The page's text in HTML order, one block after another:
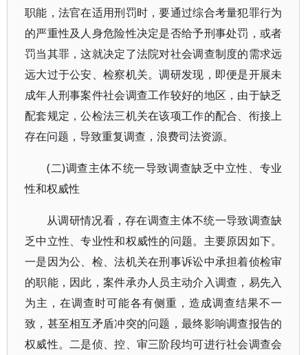
职能，法官在适用刑罚时，要通过综合考量犯罪行为
的严重性及人身危险性决定是否给予刑事处罚，或者
罚当其罪，这就决定了法院对社会调查制度的需求远
远大过于公安、检察机关。调研发现，即便是开展未
成年人刑事案件社会调查工作较好的地区，由于缺乏
配套规定，公检法三机关在该项工作的配合、衔接上
存在问题，导致重复调查，浪费司法资源。
(二)调查主体不统一导致调查缺乏中立性、专业
性和权威性
从调研情况看，存在调查主体不统一导致调查缺
乏中立性、专业性和权威性的问题。主要原因如下。
一是因为公、检、法机关在刑事诉讼中承担着侦检审
的职能，因此，案件承办人员主动介入调查，易先入
为主，在调查时可能各有侧重，造成调查结果不一
致，甚至相互矛盾冲突的问题，最终影响调查报告的
权威性。二是侦、控、审三阶段均可进行社会调查会